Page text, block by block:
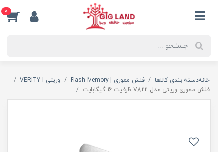
0
خانهدسته بندی کالاها فلش مموری | Flash Memory
وریتی VERITY l
فلش مموری وریتی مدل V822 ظرفیت 16 گیگابایت